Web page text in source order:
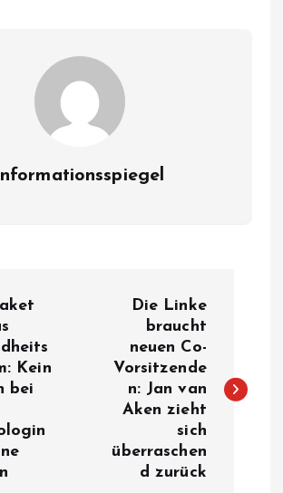
Kein
bei
Die Linke
braucht
neuen Co-
Vorsitzende
n: Jan van
Aken zieht
sich
überraschen
d zurück